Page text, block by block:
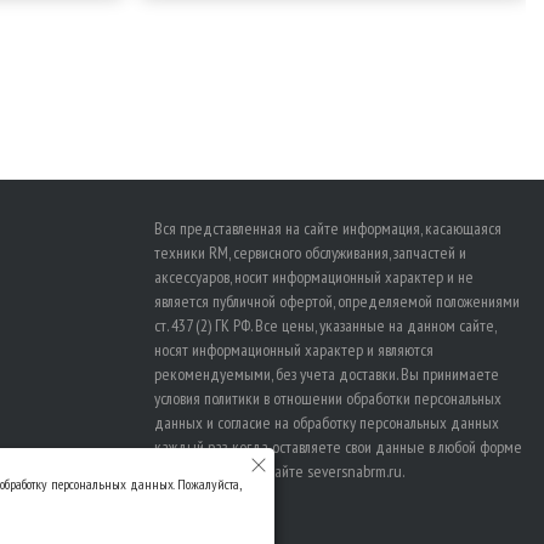
Вся представленная на сайте информация, касающаяся
техники RM, сервисного обслуживания, запчастей и
аксессуаров, носит информационный характер и не
является публичной офертой, определяемой положениями
ст. 437 (2) ГК РФ. Все цены, указанные на данном сайте,
носят информационный характер и являются
рекомендуемыми, без учета доставки. Вы принимаете
условия политики в отношении обработки персональных
данных и согласие на обработку персональных данных
каждый раз, когда оставляете свои данные в любой форме
обратной связи на сайте seversnabrm.ru.
персональных данных. Пожалуйста,